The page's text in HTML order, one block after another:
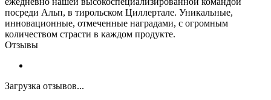
посреди Альп, в тирольском Циллертале. Уникальные,
инновационные, отмеченные наградами, с огромным
количеством страсти в каждом продукте.
Отзывы
Загрузка отзывов...